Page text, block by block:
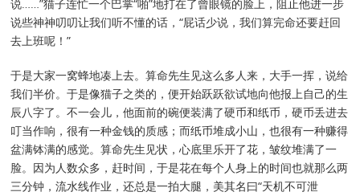
说……”猫子连忙一个巴掌“啪”地打在了曾眼镜的脸上，阻止他进一步
说些神神叨叨让我们听不懂的话，“屁话少说，我们算完命还要赶回
去上班呢！”
于是大家一窝蜂地凑上去。算命先生见这么多人来，大手一挥，说给
我们半价。于是像猫子之类的，便开始跃跃欲试地向他报上自己的生
辰八字了。不一会儿，他面前的碗便装满了硬币和纸币，硬币丢进去
叮当作响，很有一种金钱的质感；而纸币堆成小山，也很有一种赚得
盆满钵满的感觉。算命先生见状，心底里乐开了花，皱纹堆满了一
脸。因为人数众多，赶时间，于是花在每个人身上的时间也就那么两
三分钟，流水线作业，还总是一拍大腿，美其名曰“天机不可泄